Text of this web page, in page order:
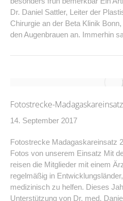
Dr. Daniel Sattler, Leiter der
Chirurgie an der Beta Klinik
den Augenbrauen an. Immerhin
Fotostrecke-
14. September 2017
Fotostrecke Madagaskareinsatz
Fotos von unserem Einsatz Mit
reisen die Mitglieder mit einem
regelmäßig in
medizinisch zu helfen. Dieses
Unterstützung von Dr. med.